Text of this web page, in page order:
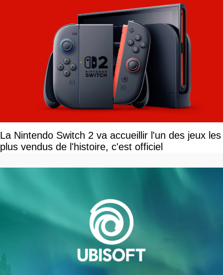
La Nintendo Switch 2 va accueillir l'un des jeux les
plus vendus de l'histoire, c'est officiel